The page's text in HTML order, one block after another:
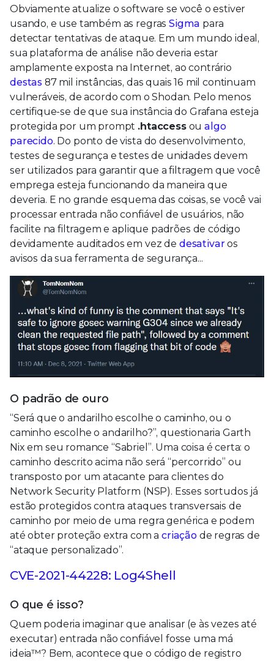
Obviamente atualize o software se você o estiver
usando, e use também as regrasSigma para
detectar tentativas de ataque. Em um mundo ideal,
sua plataforma de análise não deveria estar
amplamente exposta na Internet, ao contrário
destas 87 mil instâncias, das quais 16 mil continuam
vulneráveis, de acordo com o Shodan. Pelo menos
certifique-se de que sua instância do Grafana esteja
protegida por um prompt .htaccessoualgo
parecido. Do ponto de vista do desenvolvimento,
testes de segurança e testes de unidades devem
ser utilizados para garantir que a filtragem que você
emprega esteja funcionando da maneira que
deveria. E no grande esquema das coisas, se você vai
processar entrada não confiável de usuários, não
facilite na filtragem e aplique padrões de código
devidamente auditados em vez de desativaros
avisos da sua ferramenta de segurança...
O padrão de ouro
“Será que o andarilho escolhe o caminho, ou o
caminho escolhe o andarilho?”, questionaria Garth
Nix em seu romance “Sabriel”. Uma coisa é certa: o
caminho descrito acima não será “percorrido” ou
transposto por um atacante para clientes do
Network Security Platform (NSP). Esses sortudos já
estão protegidos contra ataques transversais de
caminho por meio de uma regra genérica e podem
até obter proteção extra com acriaçãode regras de
“ataque personalizado”.
CVE-2021-44228: Log4Shell
O que é isso?
Quem poderia imaginar que analisar (e às vezes até
executar) entrada não confiável fosse uma má
ideia™? Bem, acontece que o código de registro